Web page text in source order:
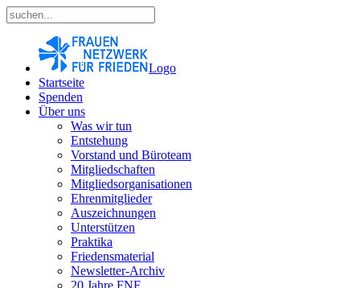
Logo
Startseite
Spenden
Über uns
Was wir tun
Entstehung
Vorstand und Büroteam
Mitgliedschaften
Mitgliedsorganisationen
Ehrenmitglieder
Auszeichnungen
Unterstützen
Praktika
Friedensmaterial
Newsletter-Archiv
20 Jahre FNF